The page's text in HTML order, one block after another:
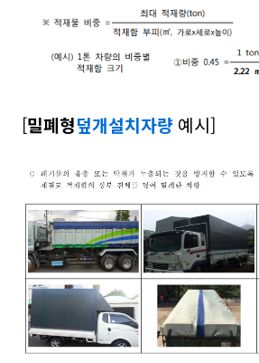
[밀폐형덮개설치자량 예시]